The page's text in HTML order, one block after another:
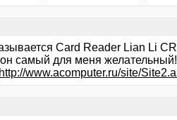
Card Reader Lian Li
он самый для меня
http://www.acomputer.ru/site/